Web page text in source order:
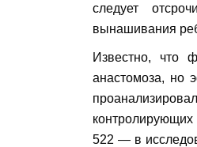
следует
вынашивания
Известно, что
анастомоза, но
522 — в